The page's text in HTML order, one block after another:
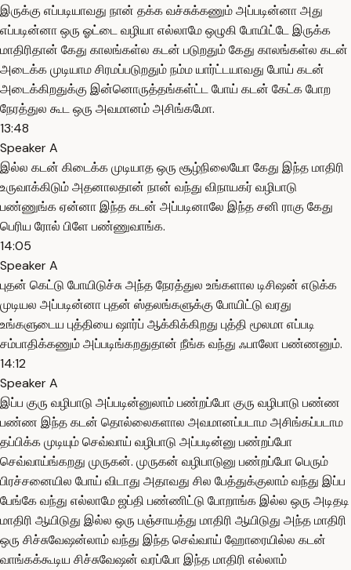
இருக்கு எப்படியாவது நான் தக்க வச்சுக்கணும் அப்படின்னா அது
எப்படின்னா ஒரு ஓட்டை வழியா எல்லாமே ஒழுகி போயிட்டே இருக்க
மாதிரிதான் கேது காலங்கள்ல கடன் படுறதும் கேது காலங்கள்ல கடன்
அடைக்க முடியாம சிரமப்படுறதும் நம்ம யார்ட்டயாவது போய் கடன்
அடைக்கிறதுக்கு இன்னொருத்தங்கள்ட்ட போய் கடன் கேட்க போற
நேரத்துல கூட ஒரு அவமானம் அசிங்கமோ.
13:48
Speaker A
இல்ல கடன் கிடைக்க முடியாத ஒரு சூழ்நிலையோ கேது இந்த மாதிரி
உருவாக்கிடும் அதனாலதான் நான் வந்து விநாயகர் வழிபாடு
பண்ணுங்க ஏன்னா இந்த கடன் அப்படினாலே இந்த சனி ராகு கேது
பெரிய ரோல் பிளே பண்ணுவாங்க.
14:05
Speaker A
புதன் கெட்டு போயிடுச்சு அந்த நேரத்துல உங்களால டிசிஷன் எடுக்க
முடியல அப்படின்னா புதன் ஸ்தலங்களுக்கு போயிட்டு வரது
உங்களுடைய புத்தியை ஷார்ப் ஆக்கிக்கிறது புத்தி மூலமா எப்படி
சம்பாதிக்கணும் அப்படிங்கறதுதான் நீங்க வந்து ஃபாலோ பண்ணனும்.
14:12
Speaker A
இப்ப குரு வழிபாடு அப்படின்னுலாம் பண்றப்போ குரு வழிபாடு பண்ண
பண்ண இந்த கடன் தொல்லைகளால அவமானப்படாம அசிங்கப்படாம
தப்பிக்க முடியும் செவ்வாய் வழிபாடு அப்படின்னு பண்றப்போ
செவ்வாய்ங்கறது முருகன். முருகன் வழிபாடுனு பண்றப்போ பெரும்
பிரச்சனையில போய் விடாது அதாவது சில பேத்துக்குலாம் வந்து இப்ப
பேங்கே வந்து எல்லாமே ஜப்தி பண்ணிட்டு போறாங்க இல்ல ஒரு அடிதடி
மாதிரி ஆயிடுது இல்ல ஒரு பஞ்சாயத்து மாதிரி ஆயிடுது அந்த மாதிரி
ஒரு சிச்சுவேஷன்லாம் வந்து இந்த செவ்வாய் ஹோரையில்ல கடன்
வாங்கக்கூடிய சிச்சுவேஷன் வரப்போ இந்த மாதிரி எல்லாம்